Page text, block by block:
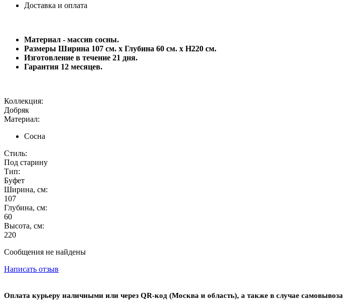
Доставка и оплата
Материал - массив сосны.
Размеры Ширина 107 см. х Глубина 60 см. х Н220 см.
Изготовление в течение 21 дня.
Гарантия 12 месяцев.
Коллекция:
Добряк
Материал:
Сосна
Стиль:
Под старину
Тип:
Буфет
Ширина, см:
107
Глубина, см:
60
Высота, см:
220
Сообщения не найдены
Написать отзыв
Оплата курьеру наличными или через QR-код (Москва и область), а также в случае самовывоза